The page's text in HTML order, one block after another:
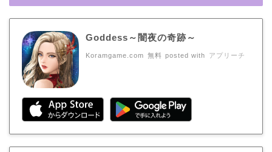
Goddess～闇夜の奇跡～
Koramgame.com 無料 posted with アプリーチ